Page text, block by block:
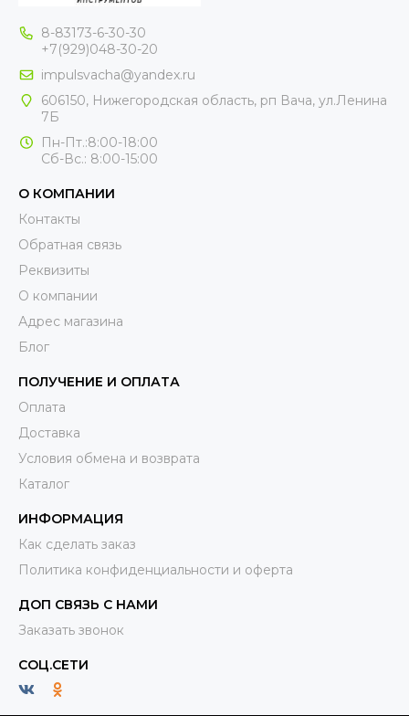
8-83173-6-30-30
+7(929)048-30-20
impulsvacha@yandex.ru
606150, Нижегородская область, рп Вача, ул.Ленина
7Б
Пн-Пт.:8:00-18:00
Сб-Вс.: 8:00-15:00
О КОМПАНИИ
Контакты
Обратная связь
Реквизиты
О компании
Адрес магазина
Блог
ПОЛУЧЕНИЕ И ОПЛАТА
Оплата
Доставка
Условия обмена и возврата
Каталог
ИНФОРМАЦИЯ
Как сделать заказ
Политика конфиденциальности и оферта
ДОП СВЯЗЬ С НАМИ
Заказать звонок
СОЦ.СЕТИ